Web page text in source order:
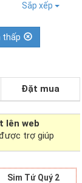
Sắp xếp
thấp
Đặt mua
lên web
trợ giúp
Sim Tứ Quý 2